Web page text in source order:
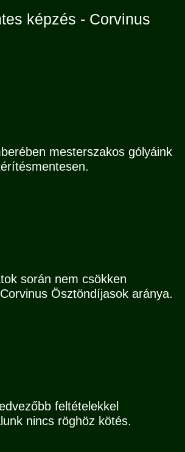
képzés - Corvinus
mesterszakos gólyáink
során nem csökken
Ösztöndíjasok aránya.
feltételekkel
nincs röghöz kötés.